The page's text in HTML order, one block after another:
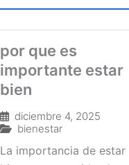
por que es
importante estar
bien
diciembre 4, 2025
bienestar
La importancia de estar